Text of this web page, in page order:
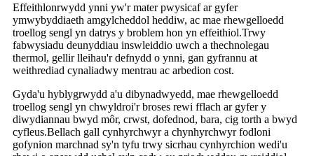
Effeithlonrwydd ynni yw'r mater pwysicaf ar gyfer
ymwybyddiaeth amgylcheddol heddiw, ac mae rhewgelloedd
troellog sengl yn datrys y broblem hon yn effeithiol.Trwy
fabwysiadu deunyddiau inswleiddio uwch a thechnolegau
thermol, gellir lleihau'r defnydd o ynni, gan gyfrannu at
weithrediad cynaliadwy mentrau ac arbedion cost.
Gyda'u hyblygrwydd a'u dibynadwyedd, mae rhewgelloedd
troellog sengl yn chwyldroi'r broses rewi fflach ar gyfer y
diwydiannau bwyd môr, crwst, dofednod, bara, cig torth a bwyd
cyfleus.Bellach gall cynhyrchwyr a chynhyrchwyr fodloni
gofynion marchnad sy'n tyfu trwy sicrhau cynhyrchion wedi'u